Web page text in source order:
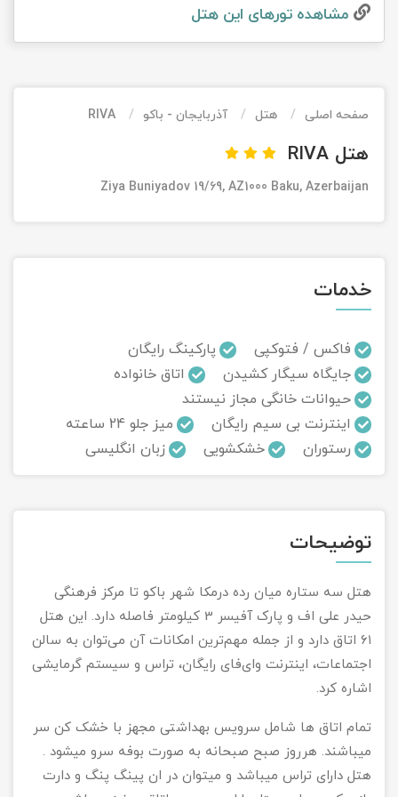
مشاهده تور‌های این هتل
صفحه اصلی هتل آذربایجان - باکو RIVA
هتل RIVA
Ziya Buniyadov 19/69, AZ1000 Baku, Azerbaijan
خدمات
فاکس / فتوکپی
پارکینگ رایگان
جایگاه سیگار کشیدن
اتاق خانواده
حیوانات خانگی مجاز نیستند
اینترنت بی سیم رایگان
میز جلو 24 ساعته
رستوران
خشکشویی زبان انگلیسی
توضیحات
هتل سه ستاره میان رده درمکا شهر باکو تا مرکز فرهنگی
حیدر علی اف و پارک آفیسر 3 کیلومتر فاصله دارد. این هتل
۶۱ اتاق دارد و از جمله مهم‌ترین امکانات آن می‌توان به سالن
اجتماعات، اینترنت وای‌فای رایگان، تراس و سیستم گرمایشی
اشاره کرد.
تمام اتاق ها شامل سرویس بهداشتی مجهز با خشک کن سر
میباشند. هرروز صبح صبحانه به صورت بوفه سرو میشود .
هتل دارای تراس میباشد و میتوان در ان پینگ پنگ و دارت
تور کویر کاراکال
تور کویر مصر
تور ماسوله
تور مرداب سراوان
تور گلستان
تور سوباتان
تور چابهار
تور کاشان
تور اصفهان
تور ترکمن صحرا
تور آفرود
تور کیش از ساری
اقساطی
تور کیش از بندرعباس
اقساطی
تور قزاقستان اقساطی
تور زیارتی اقساطی